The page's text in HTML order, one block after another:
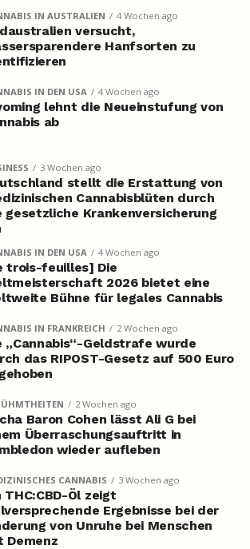
IN AUSTRALIEN 4 Wochen ago
versucht,
Hanfsorten zu
IN DEN USA 4 Wochen ago
lehnt die Neueinstufung von
ab
3 Wochen ago
stellt die Erstattung von
Cannabisblüten durch
gesetzliche Krankenversicherung
IN DEN USA 4 Wochen ago
trois-feuilles] Die
2026 bietet eine
Bühne für legales Cannabis
IN FRANKREICH 2 Wochen ago
„Cannabis“-Geldstrafe wurde
das RIPOST-Gesetz auf 500 Euro
2 Wochen ago
Baron Cohen lässt Ali G bei
Überraschungsauftritt in
wieder aufleben
CANNABIS 3 Wochen ago
THC:CBD-Öl zeigt
Ergebnisse bei der
von Unruhe bei Menschen
Demenz